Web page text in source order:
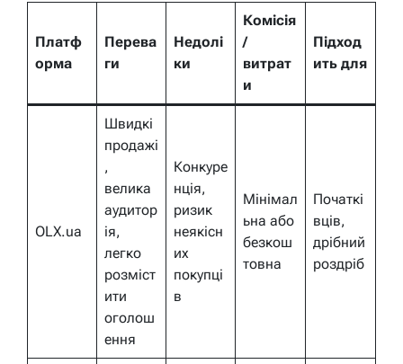
Платф
орма
Перева
ги
Недолі
ки
Комісія
/
витрат
и
Підход
ить для
OLX.ua
Швидкі
продажі
,
велика
аудитор
ія,
легко
розміст
ити
оголош
ення
Конкуре
нція,
ризик
неякісн
их
покупці
в
Мінімал
ьна або
безкош
товна
Початкі
вців,
дрібний
роздріб